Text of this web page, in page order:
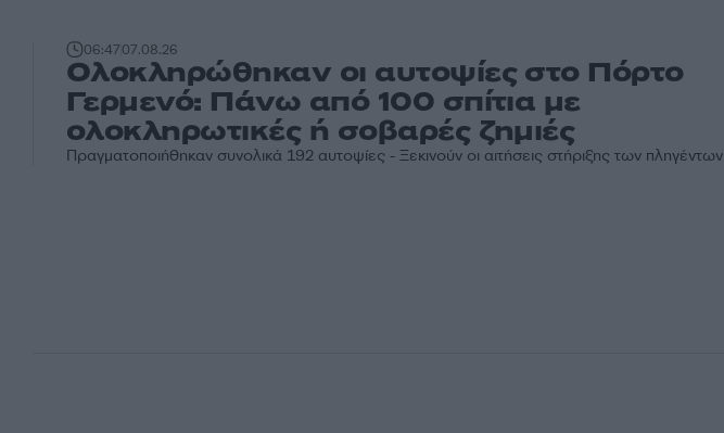
06:4707.08.26
Ολοκληρώθηκαν οι αυτοψίες στο Πόρτο
Γερμενό: Πάνω από 100 σπίτια με
ολοκληρωτικές ή σοβαρές ζημιές
Πραγματοποιήθηκαν συνολικά 192 αυτοψίες - Ξεκινούν οι αιτήσεις στήριξης των πληγέντων